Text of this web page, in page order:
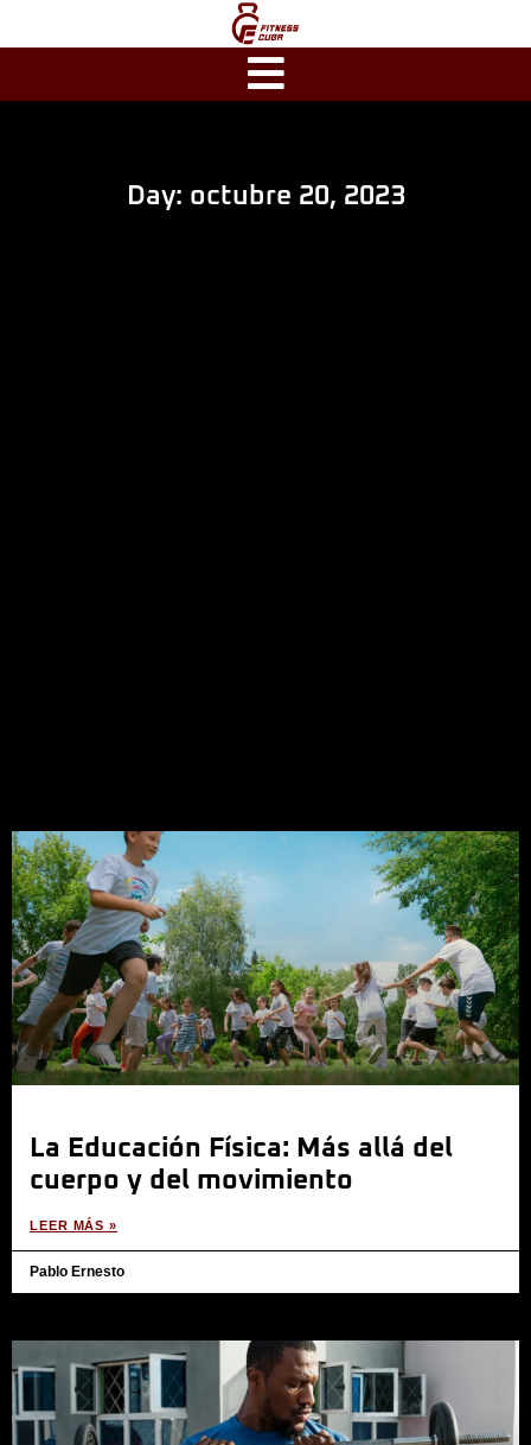
Day: octubre 20, 2023
La Educación Física: Más allá del
cuerpo y del movimiento
LEER MÁS »
Pablo Ernesto